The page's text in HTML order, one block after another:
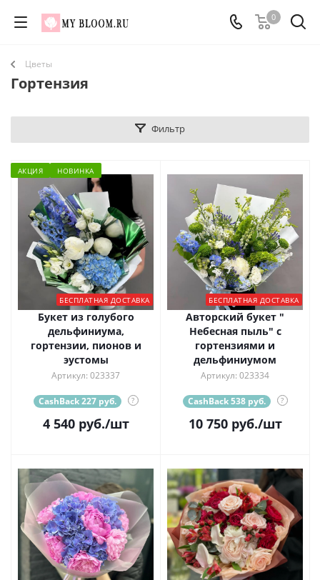
0
Цветы
Гортензия
Фильтр
АКЦИЯ НОВИНКА
БЕСПЛАТНАЯ ДОСТАВКА
Букет из голубого
дельфиниума,
гортензии, пионов и
эустомы
Артикул: 023337
CashBack 227 руб. ?
4 540руб./шт
БЕСПЛАТНАЯ ДОСТАВКА
Авторский букет "
Небесная пыль" с
гортензиями и
дельфиниумом
Артикул: 023334
CashBack 538 руб. ?
10 750руб./шт